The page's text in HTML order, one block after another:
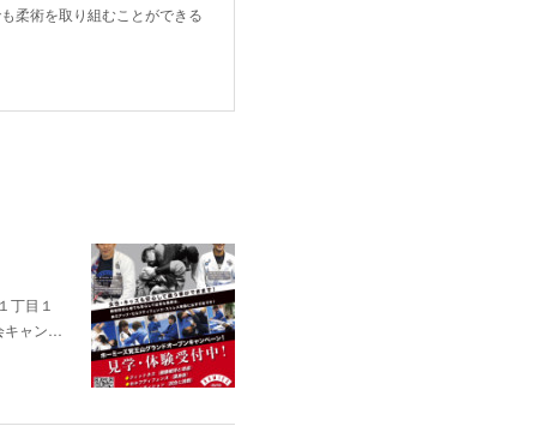
柔術を取り組むことができる
丁目１
キャン…